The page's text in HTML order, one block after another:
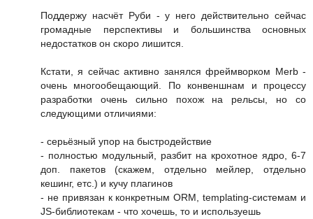
Поддержу насчёт Руби - у него действительно сейчас
громадные перспективы и большинства основных
недостатков он скоро лишится.
Кстати, я сейчас активно занялся фреймворком Merb -
очень многообещающий. По конвеншнам и процессу
разработки очень сильно похож на рельсы, но со
следующими отличиями:
- серьёзный упор на быстродействие
- полностью модульный, разбит на крохотное ядро, 6-7
доп. пакетов (скажем, отдельно мейлер, отдельно
кешинг, етс.) и кучу плагинов
- не привязан к конкретным ORM, templating-системам и
JS-библиотекам - что хочешь, то и используешь